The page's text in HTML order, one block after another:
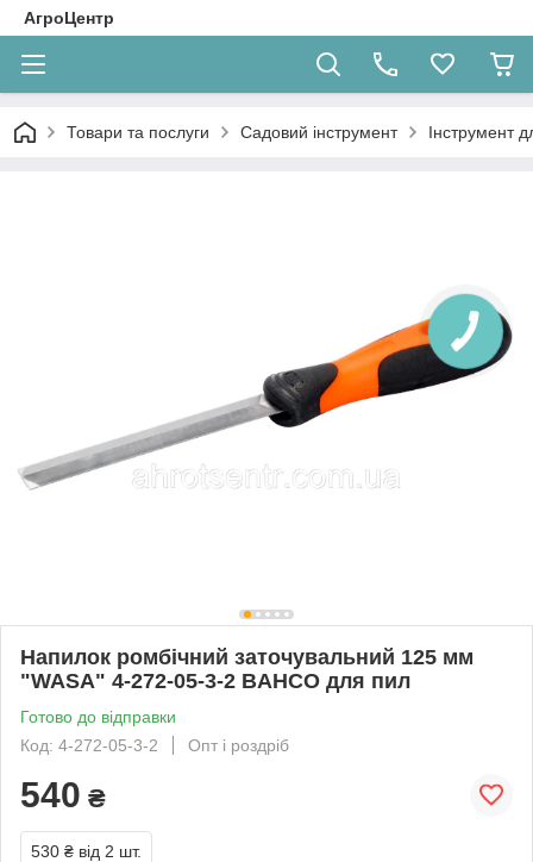
АгроЦентр
Товари та послуги Садовий інструмент Інструмент
Напилок ромбічний заточувальний 125 мм
"WASA" 4-272-05-3-2 BAHCO для пил
Готово до відправки
Код: 4-272-05-3-2
Опт і роздріб
540 ₴
530 ₴ від 2 шт.
КНОПКА
ЗВ'ЯЗКУ